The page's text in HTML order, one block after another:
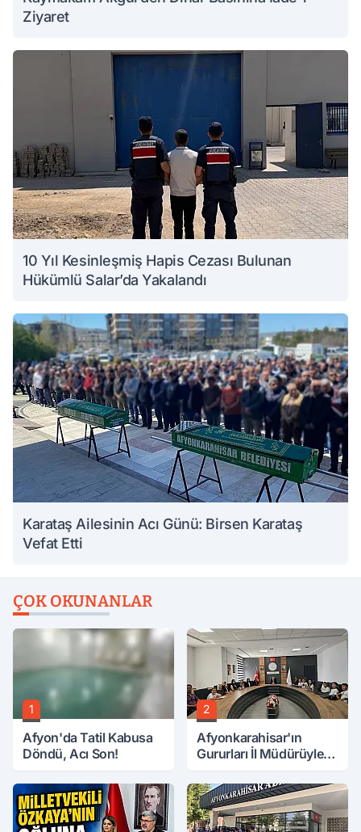
Ziyaret
10 Yıl Kesinleşmiş Hapis Cezası Bulunan
Hükümlü Salar’da Yakalandı
Karataş Ailesinin Acı Günü: Birsen Karataş
Vefat Etti
ÇOK OKUNANLAR
1
Afyon'da Tatil Kabusa
Döndü, Acı Son!
2
Afyonkarahisar'ın
Gururları İl Müdürüyle